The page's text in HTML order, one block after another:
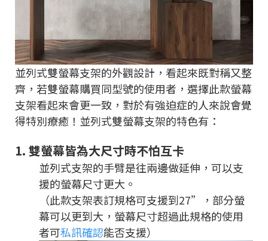
並列式雙螢幕支架的外觀設計，看起來既對稱又整
齊，若雙螢幕購買同型號的使用者，選擇此款螢幕
支架看起來會更一致，對於有強迫症的人來說會覺
得特別療癒！並列式雙螢幕支架的特色有：
1. 雙螢幕皆為大尺寸時不怕互卡
並列式支架的手臂是往兩邊做延伸，可以支
援的螢幕尺寸更大。
（此款支架表訂規格可支援到27”，部分螢
幕可以更到大，螢幕尺寸超過此規格的使用
者可私訊確認能否支援）